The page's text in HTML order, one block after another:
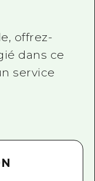
offrez-
dans ce
service